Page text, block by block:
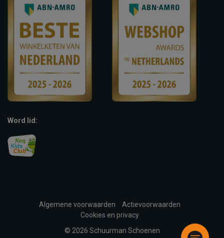
Word lid:
Algemene voorwaarden
Actievoorwaarden
Cookies en privacy
© 2026 Schuurman Schoenen